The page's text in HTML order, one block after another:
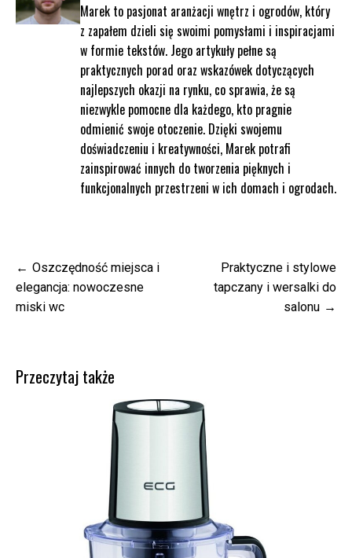
Marek to pasjonat aranżacji wnętrz i ogrodów, który
z zapałem dzieli się swoimi pomysłami i inspiracjami
w formie tekstów. Jego artykuły pełne są
praktycznych porad oraz wskazówek dotyczących
najlepszych okazji na rynku, co sprawia, że są
niezwykle pomocne dla każdego, kto pragnie
odmienić swoje otoczenie. Dzięki swojemu
doświadczeniu i kreatywności, Marek potrafi
zainspirować innych do tworzenia pięknych i
funkcjonalnych przestrzeni w ich domach i ogrodach.
Nawigacja
wpisu
Oszczędność miejsca i
elegancja: nowoczesne
miski wc
Praktyczne i stylowe
tapczany i wersalki do
salonu
Przeczytaj także